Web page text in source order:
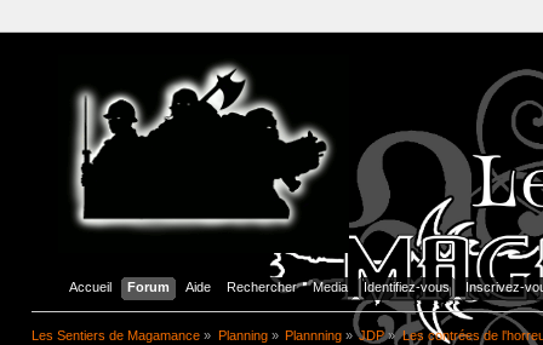
Accueil Forum Aide Rechercher Media Identifiez-vous Inscrivez-
Les Sentiers de Magamance » Planning» Plannning» JDP» Les contrées de